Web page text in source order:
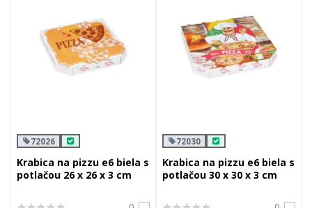
72026
Krabica na pizzu e6 biela s
potlačou 26 x 26 x 3 cm
72030
Krabica na pizzu e6 biela s
potlačou 30 x 30 x 3 cm